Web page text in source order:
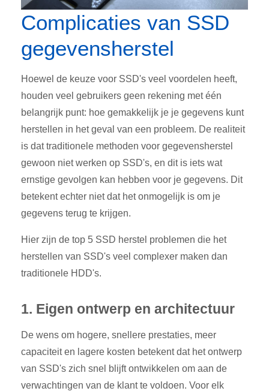
Complicaties van SSD
gegevensherstel
Hoewel de keuze voor SSD's veel voordelen heeft,
houden veel gebruikers geen rekening met één
belangrijk punt: hoe gemakkelijk je je gegevens kunt
herstellen in het geval van een probleem. De realiteit
is dat traditionele methoden voor gegevensherstel
gewoon niet werken op SSD's, en dit is iets wat
ernstige gevolgen kan hebben voor je gegevens. Dit
betekent echter niet dat het onmogelijk is om je
gegevens terug te krijgen.
Hier zijn de top 5 SSD herstel problemen die het
herstellen van SSD's veel complexer maken dan
traditionele HDD's.
1. Eigen ontwerp en architectuur
De wens om hogere, snellere prestaties, meer
capaciteit en lagere kosten betekent dat het ontwerp
van SSD's zich snel blijft ontwikkelen om aan de
verwachtingen van de klant te voldoen. Voor elk